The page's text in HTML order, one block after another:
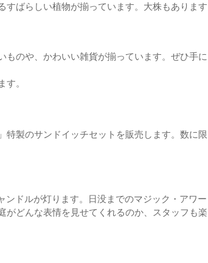
ばらしい植物が揃っています。大株もあります
のや、かわいい雑貨が揃っています。ぜひ手に
。
製のサンドイッチセットを販売します。数に限
ドルが灯ります。日没までのマジック・アワー
がどんな表情を見せてくれるのか、スタッフも楽